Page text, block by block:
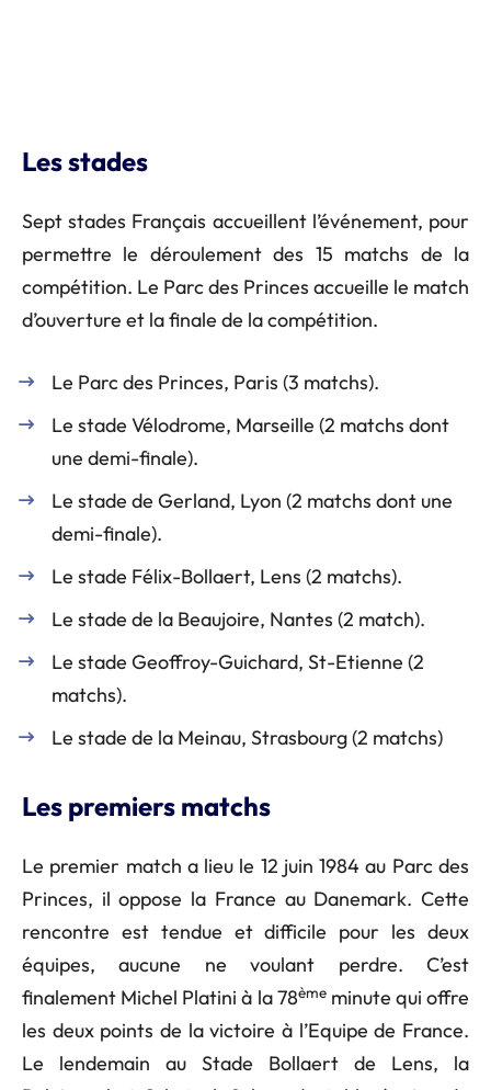
Les stades
Sept stades Français accueillent l’événement, pour
permettre le déroulement des 15 matchs de la
compétition. Le Parc des Princes accueille le match
d’ouverture et la finale de la compétition.
Le Parc des Princes, Paris (3 matchs).
Le stade Vélodrome, Marseille (2 matchs dont
une demi-finale).
Le stade de Gerland, Lyon (2 matchs dont une
demi-finale).
Le stade Félix-Bollaert, Lens (2 matchs).
Le stade de la Beaujoire, Nantes (2 match).
Le stade Geoffroy-Guichard, St-Etienne (2
matchs).
Le stade de la Meinau, Strasbourg (2 matchs)
Les premiers matchs
Le premier match a lieu le 12 juin 1984 au Parc des
Princes, il oppose la France au Danemark. Cette
rencontre est tendue et difficile pour les deux
équipes, aucune ne voulant perdre. C’est
finalement Michel Platini à la 78èmeminute qui offre
les deux points de la victoire à l’Equipe de France.
Le lendemain au Stade Bollaert de Lens, la